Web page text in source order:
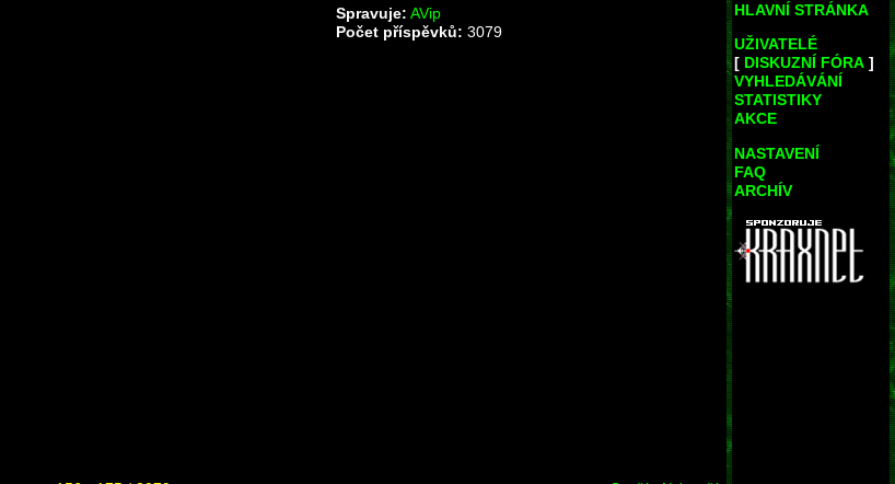
Spravuje: AVip
Počet příspěvků: 3079
HLAVNÍ STRÁNKA
UŽIVATELÉ
[ DISKUZNÍ FÓRA ]
VYHLEDÁVÁNÍ
STATISTIKY
AKCE
NASTAVENÍ
FAQ
ARCHÍV